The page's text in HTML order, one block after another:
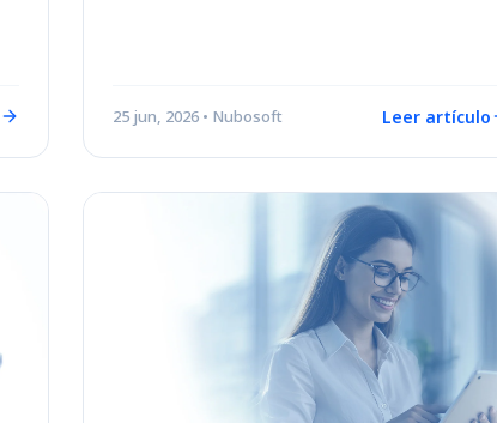
25 jun, 2026 • Nubosoft Leer artículo